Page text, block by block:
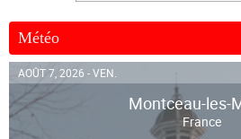
Météo
AOÛT 7, 2026 - VEN.
Montceau-les-
France